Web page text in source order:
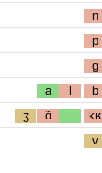
n
p
g
a l b
ʒ ɑ̃ kʁ
v